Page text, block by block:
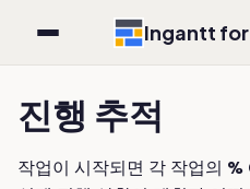
Ingantt for
진행 추적
작업이 시작되면 각 작업의 %